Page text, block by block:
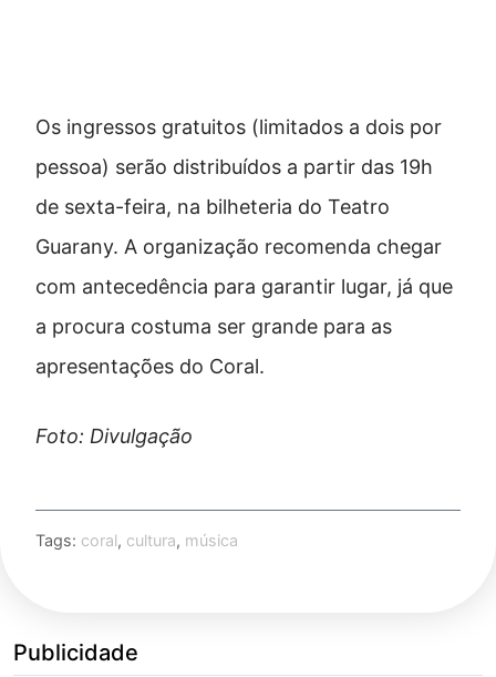
Os ingressos gratuitos (limitados a dois por
pessoa) serão distribuídos a partir das 19h
de sexta-feira, na bilheteria do Teatro
Guarany. A organização recomenda chegar
com antecedência para garantir lugar, já que
a procura costuma ser grande para as
apresentações do Coral.
Foto: Divulgação
Tags: coral, cultura, música
Publicidade